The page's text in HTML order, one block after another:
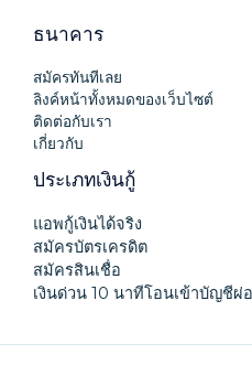
ธนาคาร
สมัครทันทีเลย
ลิงค์หน้าทั้งหมดของเว็บไซต์
ติดต่อกับเรา
เกี่ยวกับ
ประเภทเงินกู้
แอพกู้เงินได้จริง
สมัครบัตรเครดิต
สมัครสินเชื่อ
เงินด่วน 10 นาทีโอนเข้าบัญชีผ่